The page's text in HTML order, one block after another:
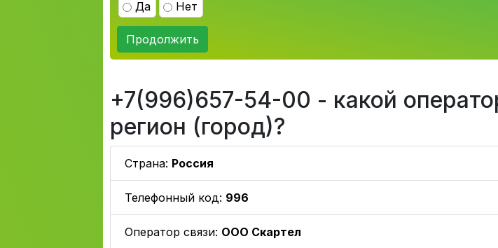
Да Нет
Продолжить
+7(996)657-54-00 - какой
регион (город)?
Страна: Россия
Телефонный код: 996
Оператор связи: ООО Скартел